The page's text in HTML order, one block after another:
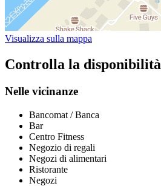
Visualizza sulla mappa
Controlla la disponibilità
Nelle vicinanze
Bancomat / Banca
Bar
Centro Fitness
Negozio di regali
Negozi di alimentari
Ristorante
Negozi